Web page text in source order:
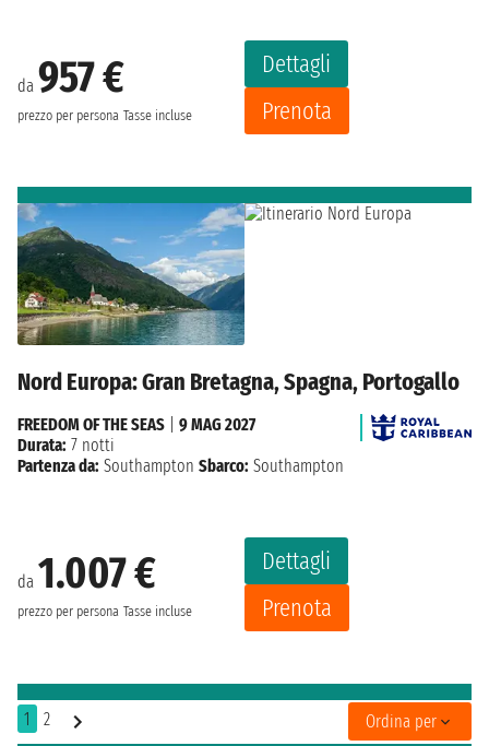
da 957 €
prezzo per persona Tasse incluse
Dettagli
Prenota
Nord Europa: Gran Bretagna, Spagna, Portogallo
da 1.007 €
prezzo per persona Tasse incluse
Dettagli
Prenota
FREEDOM OF THE SEAS
9 MAG 2027
Durata: 7 notti
Partenza da: Southampton Sbarco: Southampton
1 2 Ordina per